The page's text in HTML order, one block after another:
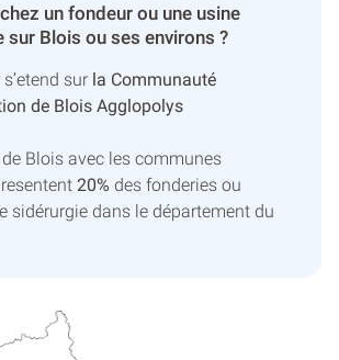
un fondeur ou une usine
sur Blois ou ses environs ?
sur la Communauté
de Blois Agglopolys
de Blois avec les communes
20% des fonderies ou
sidérurgie dans le département du